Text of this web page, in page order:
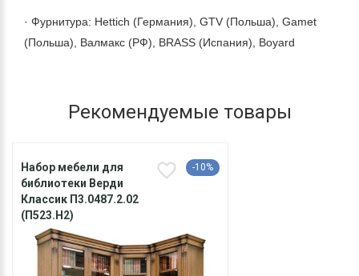
· Фурнитура: Hettich (Германия), GTV (Польша), Gamet
(Польша), Валмакс (РФ), BRASS (Испания), Boyard
Рекомендуемые товары
Набор мебели для
библиотеки Верди
Классик П3.0487.2.02
(П523.Н2)
-10%